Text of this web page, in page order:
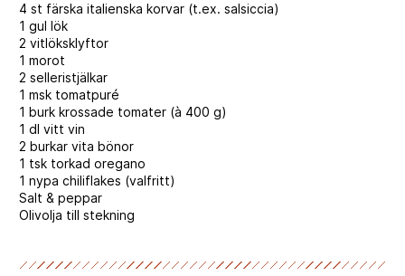
4 st färska italienska korvar (t.ex. salsiccia)
1 gul lök
2 vitlöksklyftor
1 morot
2 selleristjälkar
1 msk tomatpuré
1 burk krossade tomater (à 400 g)
1 dl vitt vin
2 burkar vita bönor
1 tsk torkad oregano
1 nypa chiliflakes (valfritt)
Salt & peppar
Olivolja till stekning